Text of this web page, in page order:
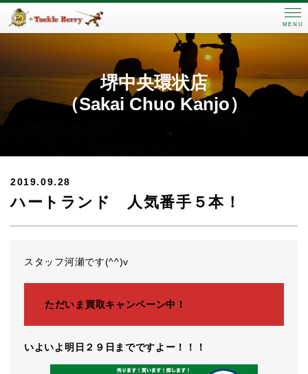
MENU
堺中央環状店
（Sakai Chuo Kanjo）
2019.09.28
ハートランド 人気番手５本！
スタッフ河瀬です(^^)v
ただいま買取キャンペーン中！
いよいよ明日２９日までですよー！！！